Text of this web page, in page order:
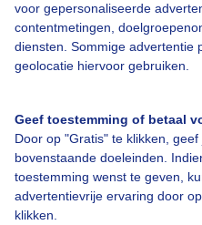
voor gepersonaliseerde
contentmetingen,
diensten. Sommige advertentie
geolocatie hiervoor gebruiken.
Geef toestemming of betaal
Door op "Gratis" te klikken,
bovenstaande doeleinden.
toestemming wenst te geven,
advertentievrije ervaring door
klikken.
Over Buienradar
Bedrijfsgegevens
Contact
Toegankelijkheid
Gebruikersvoorwaarden
Adverteren